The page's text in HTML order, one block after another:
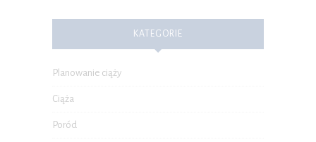
KATEGORIE
Planowanie ciąży
Ciąża
Poród